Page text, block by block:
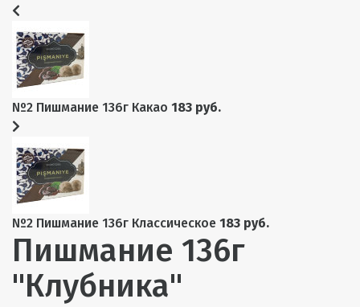
№2 Пишмание 136г Какао 183 руб.
№2 Пишмание 136г Классическое 183 руб.
Пишмание 136г
"Клубника"